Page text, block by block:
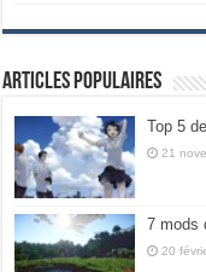
Articles populaires
Top 5
21
7 mods
20